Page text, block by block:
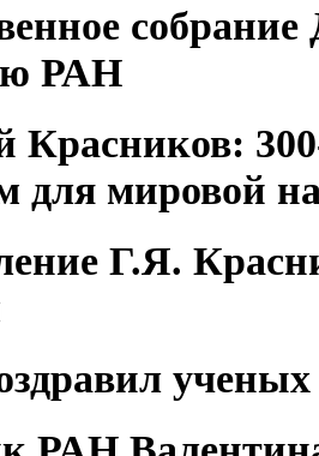
РАН
Красников:
для мировой
Г.Я.